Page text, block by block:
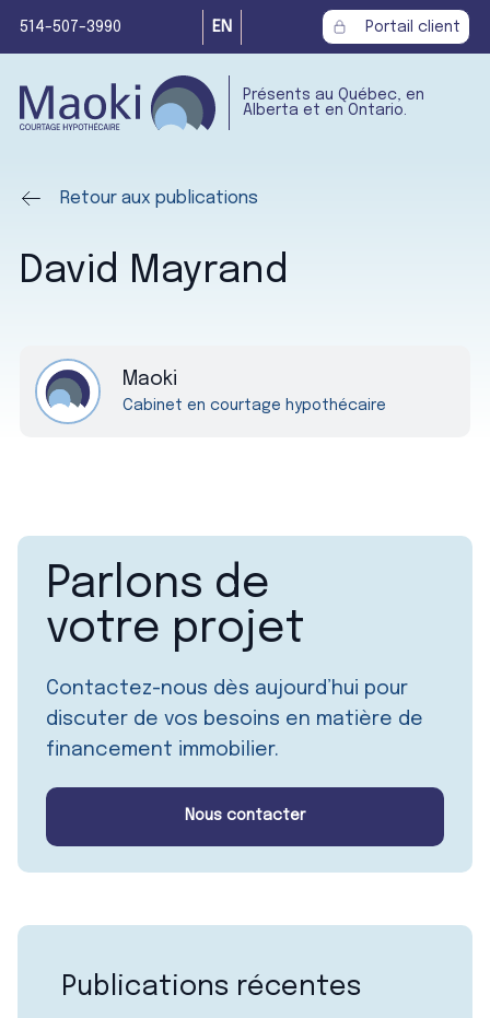
514-507-3990 EN Portail client
Présents au Québec, en
Alberta et en Ontario.
David Mayrand
Maoki
Cabinet en courtage hypothécaire
Retour aux publications
Parlons de
votre projet
Contactez-nous dès aujourd’hui pour
discuter de vos besoins en matière de
financement immobilier.
Nous contacter
Publications récentes